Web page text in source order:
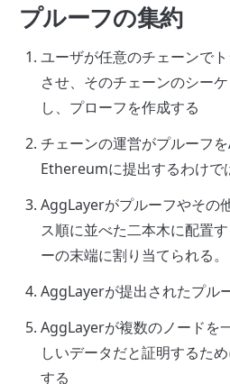
プルーフの集約
ユーザが任意のチェーンで
させ、そのチェーンのシー
し、プローフを作成する
チェーンの運営がプルーフ
Ethereumに提出するわけで
AggLayerがプルーフやその
ス順に並べた二本木に配置
ーの末端に割り当てられる。
AggLayerが提出されたプル
AggLayerが複数のノードを
しいデータだと証明するた
する